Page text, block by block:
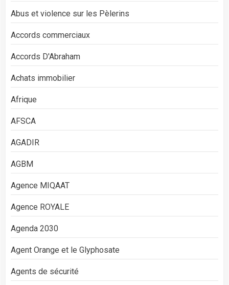
Abus et violence sur les Pèlerins
Accords commerciaux
Accords D'Abraham
Achats immobilier
Afrique
AFSCA
AGADIR
AGBM
Agence MIQAAT
Agence ROYALE
Agenda 2030
Agent Orange et le Glyphosate
Agents de sécurité